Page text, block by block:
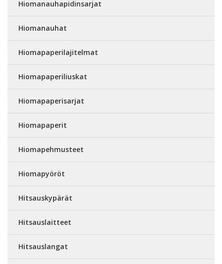
Hiomanauhapidinsarjat
Hiomanauhat
Hiomapaperilajitelmat
Hiomapaperiliuskat
Hiomapaperisarjat
Hiomapaperit
Hiomapehmusteet
Hiomapyöröt
Hitsauskypärät
Hitsauslaitteet
Hitsauslangat